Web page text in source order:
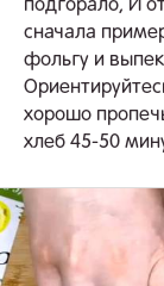
подгорало, И
сначала
фольгу и
хорошо
хлеб 45-50